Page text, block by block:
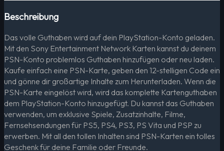
Beschreibung
Das volle Guthaben wird auf dein PlayStation-Konto geladen.
Mit den Sony Entertainment Network Karten kannst du deinem
PSN-Konto problemlos Guthaben hinzufügen oder neu laden.
Kaufe einfach eine PSN-Karte, geben den 12-stelligen Code ein
und gönne dir großartige Inhalte zum Herunterladen. Wenn die
PSN-Karte eingelöst wird, wird das komplette Kartenguthaben
dem PlayStation-Konto hinzugefügt. Du kannst das Guthaben
verwenden, um exklusive Spiele, Zusatzinhalte, Filme,
Fernsehsendungen für PS5, PS4, PS3, PS Vita und PSP zu
erwerben. Mit all den tollen Inhalten sind PSN-Karten ein tolles
Geschenk für deine Familie oder Freunde.